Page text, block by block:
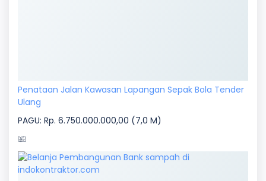
Penataan Jalan Kawasan Lapangan Sepak Bola Tender
Ulang
PAGU: Rp. 6.750.000.000,00 (7,0 M)